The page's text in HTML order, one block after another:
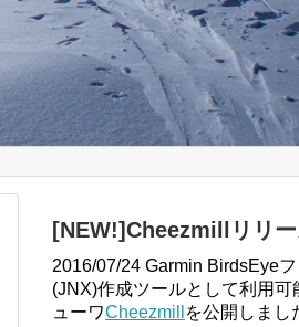
[NEW!]Cheezmillリリー
2016/07/24 Garmin BirdsEye
(JNX)作成ツールとして利用可
ューワCheezmill を公開しまし